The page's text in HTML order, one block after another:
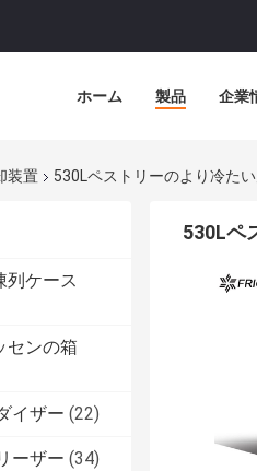
ホーム 製品 企業
装置 530Lペストリーのより冷た
列ケース
センの箱
イザー (22)
ーザー (34)
530Lペ